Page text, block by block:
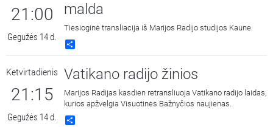
21:00
Gegužės 14 d.
malda
Tiesioginė transliacija iš Marijos Radijo studijos Kaune.
Ketvirtadienis
21:15
Gegužės 14 d.
Vatikano radijo žinios
Marijos Radijas kasdien retransliuoja Vatikano radijo laidas,
kurios apžvelgia Visuotinės Bažnyčios naujienas.